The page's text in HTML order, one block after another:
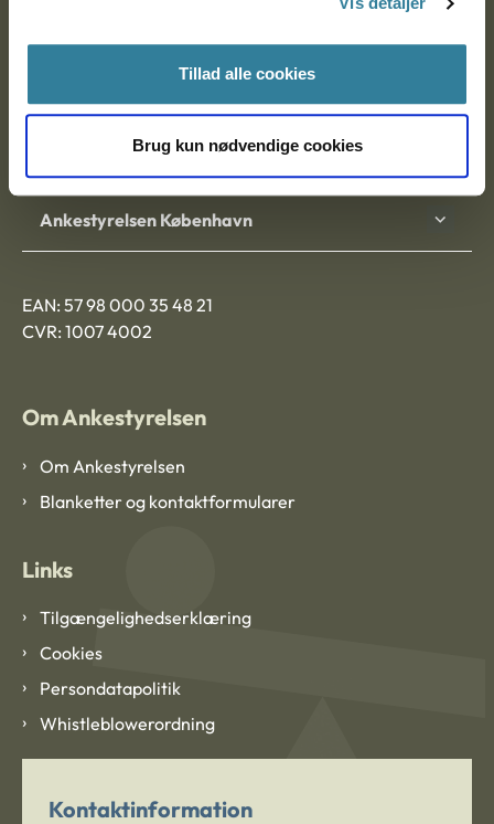
Tillad alle cookies
Brug kun nødvendige cookies
Nytorv 7, 2. sal
Ankestyrelsen Aalborg
Ankestyrelsen København
EAN: 57 98 000 35 48 21
CVR: 1007 4002
Om Ankestyrelsen
Om Ankestyrelsen
Blanketter og kontaktformularer
Links
Tilgængelighedserklæring
Cookies
Persondatapolitik
Whistleblowerordning
Kontaktinformation